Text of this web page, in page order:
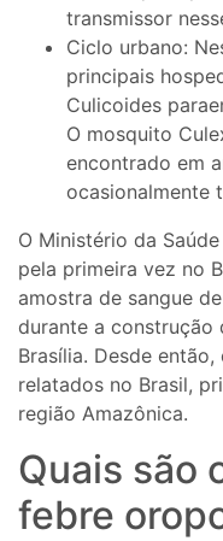
transmissor
Ciclo urbano:
principais
Culicoides
O mosquito
encontrado em
ocasionalmente
O Ministério da
pela primeira vez no
amostra de sangue
durante a construção
Brasília. Desde
relatados no Brasil,
região Amazônica.
Quais são
febre